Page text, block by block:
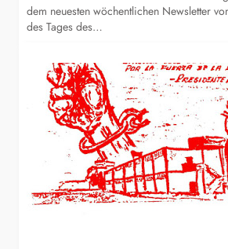
dem neuesten wöchentlichen Newsletter
des Tages des…